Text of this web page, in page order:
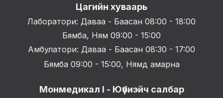
Цагийн хуваарь
Лаборатори: Даваа - Баасан 08:00 - 18:00
Бямба, Ням 09:00 - 15:00
Амбулатори: Даваа - Баасан 08:30 - 17:00
Бямба 09:00 - 15:00, Нямд амарна
Монмедикал I - Юүбиэйч салбар